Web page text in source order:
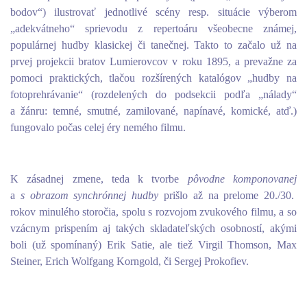
bodov“) ilustrovať jednotlivé scény resp. situácie výberom
„adekvátneho“ sprievodu z repertoáru všeobecne známej,
populárnej hudby klasickej či tanečnej. Takto to začalo už na
prvej projekcii bratov Lumierovcov v roku 1895, a prevažne za
pomoci praktických, tlačou rozšírených katalógov „hudby na
fotoprehrávanie“ (rozdelených do podsekcii podľa „nálady“
a žánru: temné, smutné, zamilované, napínavé, komické, atď.)
fungovalo počas celej éry nemého filmu.
K zásadnej zmene, teda k tvorbe pôvodne komponovanej
a s obrazom synchrónnej hudby prišlo až na prelome 20./30.
rokov minulého storočia, spolu s rozvojom zvukového filmu, a so
vzácnym prispením aj takých skladateľských osobností, akými
boli (už spomínaný) Erik Satie, ale tiež Virgil Thomson, Max
Steiner, Erich Wolfgang Korngold, či Sergej Prokofiev.